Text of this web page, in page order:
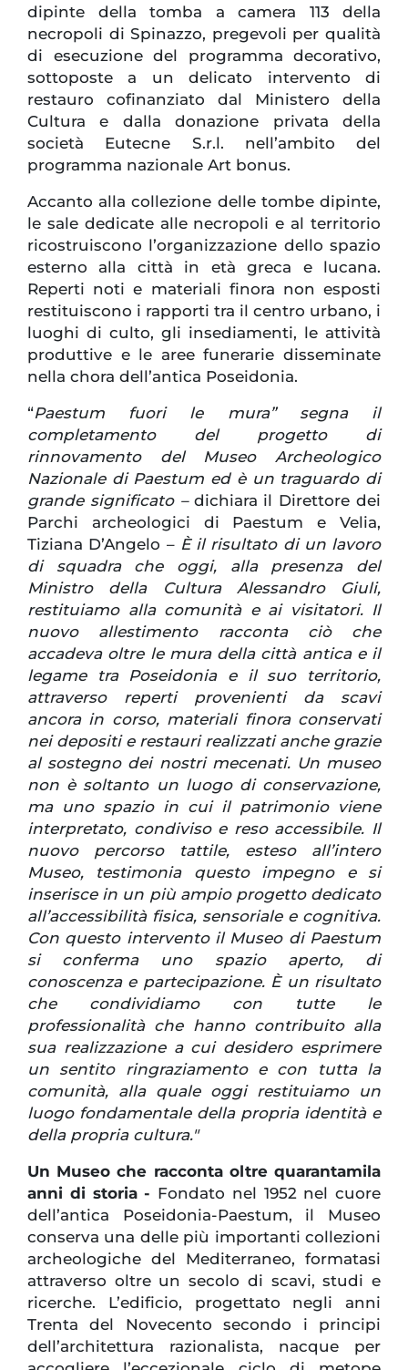
dipinte della tomba a camera 113 della
necropoli di Spinazzo, pregevoli per qualità
di esecuzione del programma decorativo,
sottoposte a un delicato intervento di
restauro cofinanziato dal Ministero della
Cultura e dalla donazione privata della
società Eutecne S.r.l. nell’ambito del
programma nazionale Art bonus.
Accanto alla collezione delle tombe dipinte,
le sale dedicate alle necropoli e al territorio
ricostruiscono l’organizzazione dello spazio
esterno alla città in età greca e lucana.
Reperti noti e materiali finora non esposti
restituiscono i rapporti tra il centro urbano, i
luoghi di culto, gli insediamenti, le attività
produttive e le aree funerarie disseminate
nella chora dell’antica Poseidonia.
“Paestum fuori le mura” segna il
completamento del progetto di
rinnovamento del Museo Archeologico
Nazionale di Paestum ed è un traguardo di
grande significato –dichiara il Direttore dei
Parchi archeologici di Paestum e Velia,
Tiziana D’Angelo –È il risultato di un lavoro
di squadra che oggi, alla presenza del
Ministro della Cultura Alessandro Giuli,
restituiamo alla comunità e ai visitatori. Il
nuovo allestimento racconta ciò che
accadeva oltre le mura della città antica e il
legame tra Poseidonia e il suo territorio,
attraverso reperti provenienti da scavi
ancora in corso, materiali finora conservati
nei depositi e restauri realizzati anche grazie
al sostegno dei nostri mecenati. Un museo
non è soltanto un luogo di conservazione,
ma uno spazio in cui il patrimonio viene
interpretato, condiviso e reso accessibile. Il
nuovo percorso tattile, esteso all’intero
Museo, testimonia questo impegno e si
inserisce in un più ampio progetto dedicato
all’accessibilità fisica, sensoriale e cognitiva.
Con questo intervento il Museo di Paestum
si conferma uno spazio aperto, di
conoscenza e partecipazione. È un risultato
che condividiamo con tutte le
professionalità che hanno contribuito alla
sua realizzazione a cui desidero esprimere
un sentito ringraziamento e con tutta la
comunità, alla quale oggi restituiamo un
luogo fondamentale della propria identità e
della propria cultura."
Un Museo che racconta oltre quarantamila
anni di storia - Fondato nel 1952 nel cuore
dell’antica Poseidonia-Paestum, il Museo
conserva una delle più importanti collezioni
archeologiche del Mediterraneo, formatasi
attraverso oltre un secolo di scavi, studi e
ricerche. L’edificio, progettato negli anni
Trenta del Novecento secondo i principi
dell’architettura razionalista, nacque per